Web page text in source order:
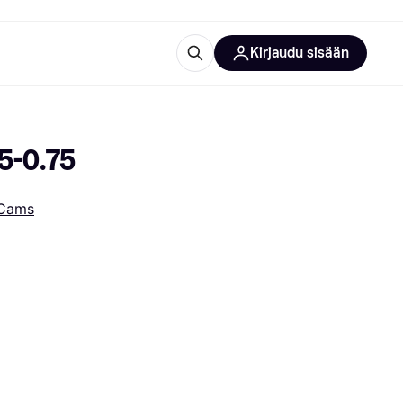
Kirjaudu sisään
0.75